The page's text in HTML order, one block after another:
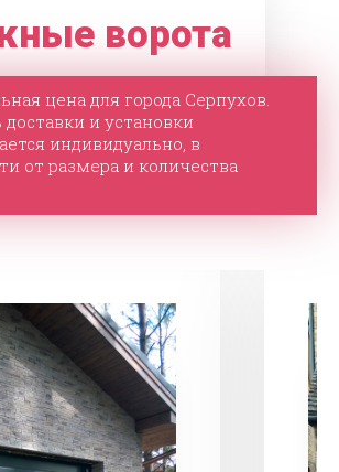
ворота
цена для города Серпухов.
и установки
индивидуально, в
от размера и количества